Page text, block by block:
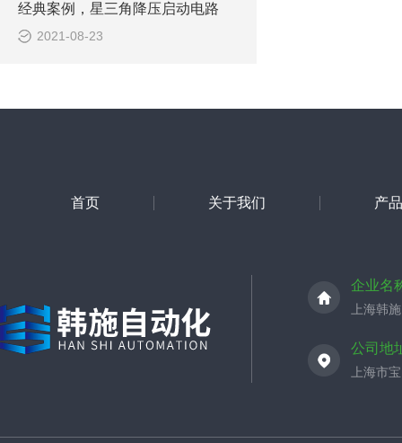
经典案例，星三角降压启动电路
2021-08-23
首页 关于我们 产
企业名
上海韩
公司地
上海市